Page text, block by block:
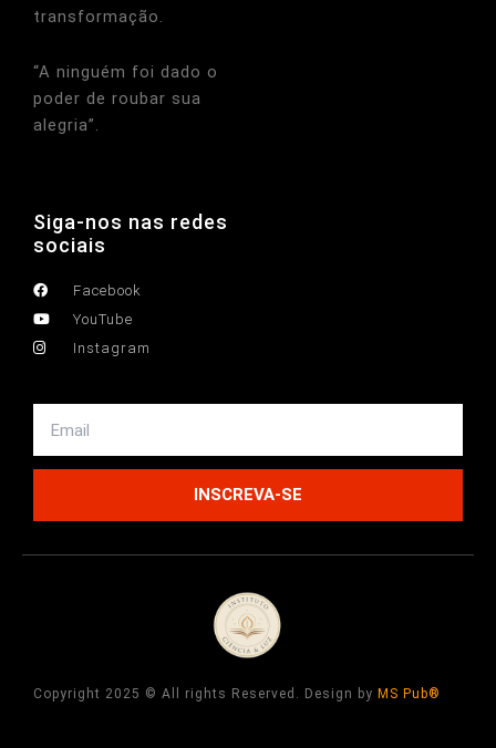
transformação.
“A ninguém foi dado o
poder de roubar sua
alegria”.
Siga-nos nas redes
sociais
Facebook
YouTube
Instagram
INSCREVA-SE
Copyright 2025 © All rights Reserved. Design by MS Pub®